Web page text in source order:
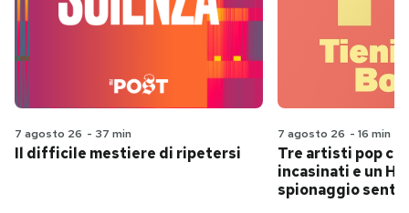
7 agosto 26 - 37 min
Il difficile mestiere di ripetersi
7 agosto 26 - 16 min
Tre artisti pop
incasinati e un
spionaggio